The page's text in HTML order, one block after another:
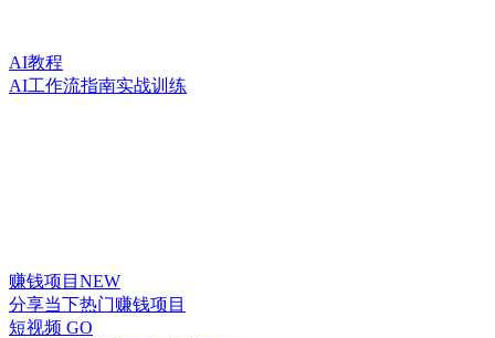
AI教程
AI工作流指南实战训练
赚钱项目 NEW
分享当下热门赚钱项目
短视频 GO